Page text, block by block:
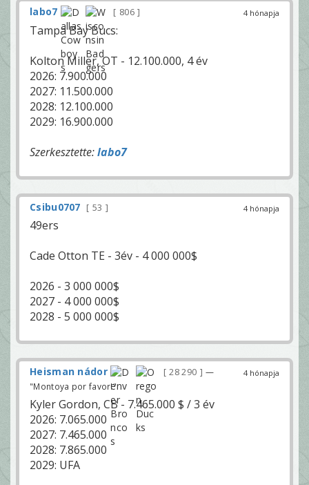
4 hónapja
labo7 806
Tampa Bay Bucs:
Kolton Miller, OT - 12.100.000, 4 év
2026: 7.900.000
2027: 11.500.000
2028: 12.100.000
2029: 16.900.000
Szerkesztette:labo7
4 hónapja
Csibu0707 53
49ers
Cade Otton TE - 3év - 4 000 000$
2026 - 3 000 000$
2027 - 4 000 000$
2028 - 5 000 000$
4 hónapja
Heisman nádor 28 290
—
"Montoya por favor!"
Kyler Gordon, CB - 7.465.000 $ / 3 év
2026: 7.065.000
2027: 7.465.000
2028: 7.865.000
2029: UFA